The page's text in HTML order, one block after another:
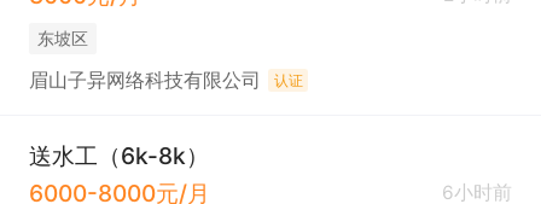
东坡区
眉山子异网络科技有限公司 认证
送水工（6k-8k）
6000-8000元/月
6小时前